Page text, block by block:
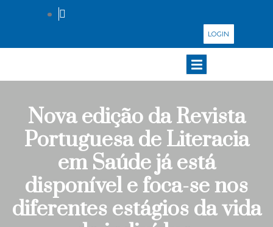
LOGIN
Nova edição da Revista
Portuguesa de Literacia
em Saúde já está
disponível e foca-se nos
diferentes estágios da vida